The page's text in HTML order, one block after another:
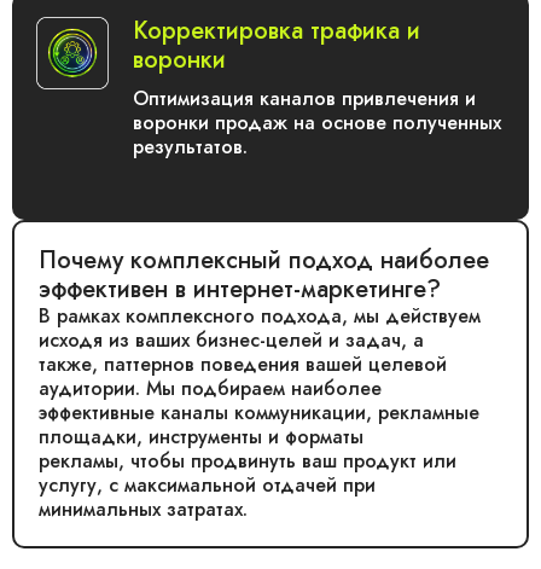
Корректировка трафика и
воронки
Оптимизация каналов привлечения и
воронки продаж на основе полученных
результатов.
Почему комплексный подход наиболее
эффективен в интернет-маркетинге?
В рамках комплексного подхода, мы действуем
исходя из ваших бизнес-целей и задач, а
также, паттернов поведения вашей целевой
аудитории. Мы подбираем наиболее
эффективные каналы коммуникации, рекламные
площадки, инструменты и форматы
рекламы, чтобы продвинуть ваш продукт или
услугу, с максимальной отдачей при
минимальных затратах.